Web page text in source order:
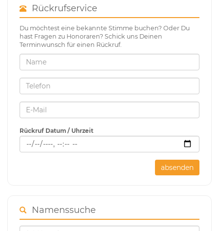
Rückrufservice
Du möchtest eine bekannte Stimme buchen? Oder Du
hast Fragen zu Honoraren? Schick uns Deinen
Terminwunsch für einen Rückruf.
Rückruf Datum / Uhrzeit
absenden
Namenssuche